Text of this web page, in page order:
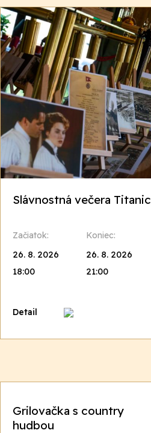
Slávnostná večera Titanic
Začiatok:
26. 8. 2026
18:00
Koniec:
26. 8. 2026
21:00
Detail
Grilovačka s country
hudbou